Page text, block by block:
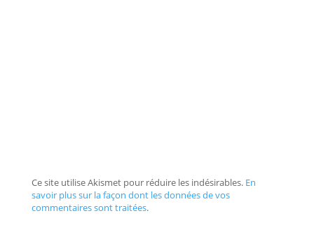
Ce site utilise Akismet pour réduire les indésirables. En
savoir plus sur la façon dont les données de vos
commentaires sont traitées.